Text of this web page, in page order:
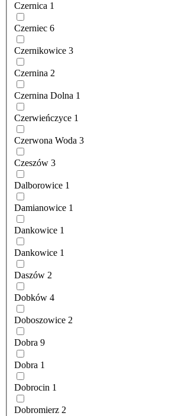
Czernica 1
Czerniec 6
Czernikowice 3
Czernina 2
Czernina Dolna 1
Czerwieńczyce 1
Czerwona Woda 3
Czeszów 3
Dalborowice 1
Damianowice 1
Dankowice 1
Dankowice 1
Daszów 2
Dobków 4
Doboszowice 2
Dobra 9
Dobra 1
Dobrocin 1
Dobromierz 2